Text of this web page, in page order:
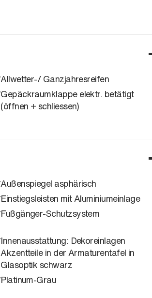
Allwetter-/ Ganzjahresreifen
Gepäckraumklappe elektr. betätigt
(öffnen + schliessen)
Außenspiegel asphärisch
Einstiegsleisten mit Aluminiumeinlage
Fußgänger-Schutzsystem
Innenausstattung: Dekoreinlagen
Akzentteile in der Armaturentafel in
Glasoptik schwarz
Platinum-Grau